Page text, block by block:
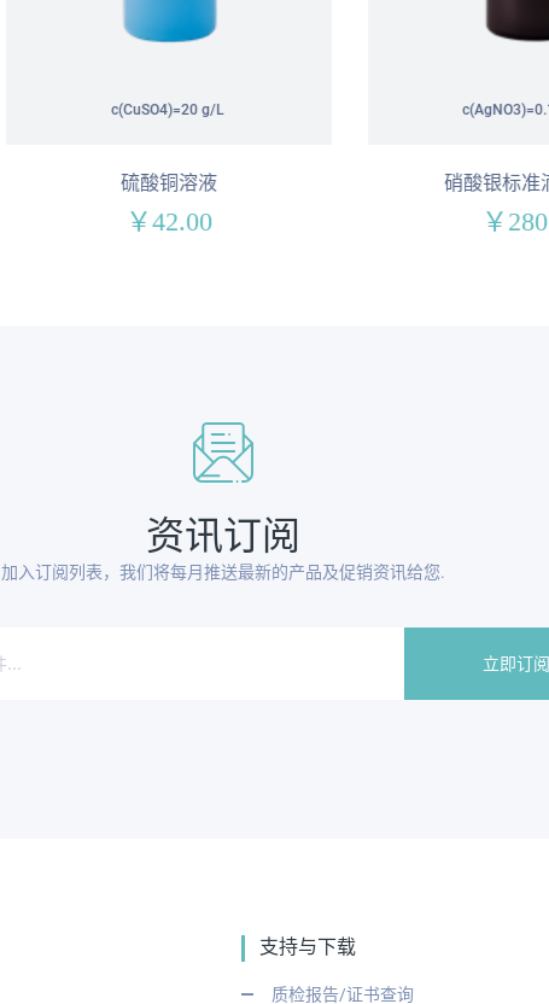
c(AgNO3)=0.1 mol/L
硝酸银标准滴定溶液
资讯订阅
加入订阅列表，我们将每月推送最新的产品及促销资讯给您.
立即订阅
支持与下载
质检报告/证书查询